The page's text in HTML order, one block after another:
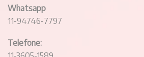
Whatsapp
11-94746-7797
Telefone: